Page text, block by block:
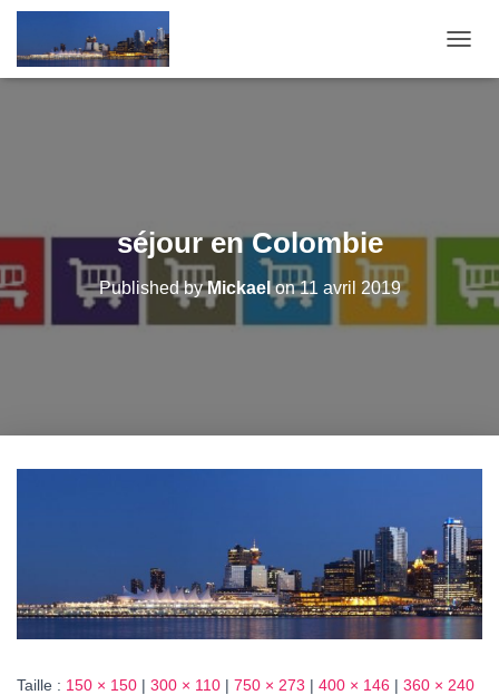
U
M
E
R
L
I
I
O
N
séjour en Colombie
Published byMickael on11 avril 2019
Taille : 150 × 150 | 300 × 110 | 750 × 273 | 400 × 146 | 360 × 240